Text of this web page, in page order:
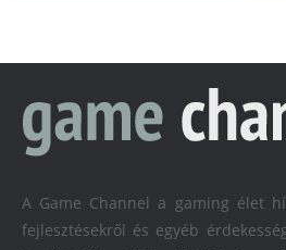
A Game Channel a gaming élet
fejlesztésekről és egyéb